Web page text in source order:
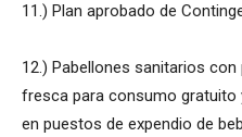
11.) Plan aprobado de
12.) Pabellones sanitarios
fresca para consumo gratuito
en puestos de expendio de